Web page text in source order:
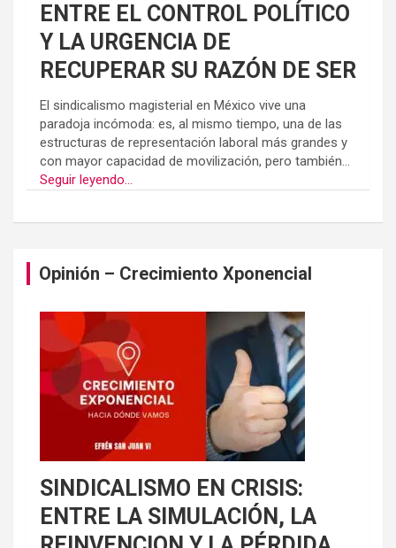
ENTRE EL CONTROL POLÍTICO
Y LA URGENCIA DE
RECUPERAR SU RAZÓN DE SER
El sindicalismo magisterial en México vive una
paradoja incómoda: es, al mismo tiempo, una de las
estructuras de representación laboral más grandes y
con mayor capacidad de movilización, pero también...
Seguir leyendo...
Opinión – Crecimiento Xponencial
SINDICALISMO EN CRISIS:
ENTRE LA SIMULACIÓN, LA